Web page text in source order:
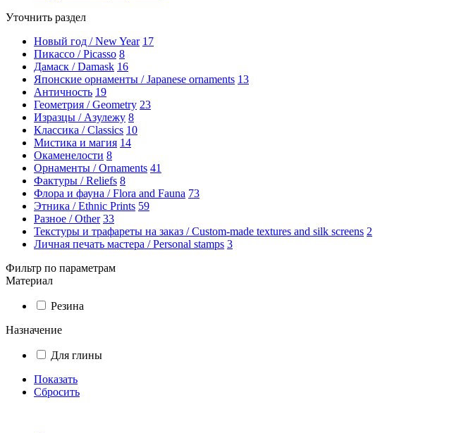
Уточнить раздел
Новый год / New Year 17
Пикассо / Picasso 8
Дамаск / Damask 16
Японские орнаменты / Japanese ornaments 13
Античность 19
Геометрия / Geometry 23
Изразцы / Азулежу 8
Классика / Classics 10
Мистика и магия 14
Окаменелости 8
Орнаменты / Ornaments 41
Фактуры / Reliefs 8
Флора и фауна / Flora and Fauna 73
Этника / Ethnic Prints 59
Разное / Other 33
Текстуры и трафареты на заказ / Custom-made textures and silk screens 2
Личная печать мастера / Personal stamps 3
Фильтр по параметрам
Материал
Резина
Назначение
Для глины
Показать
Сбросить